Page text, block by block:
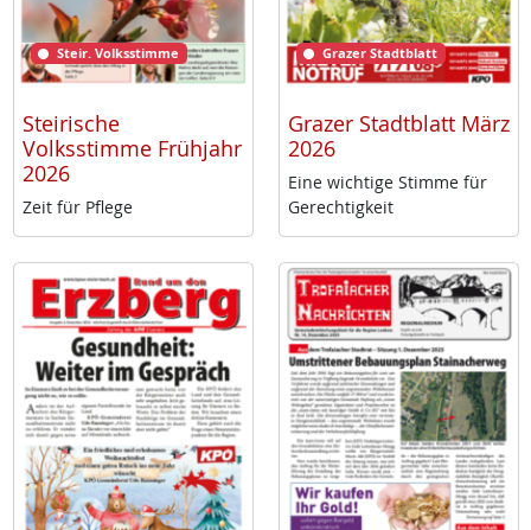
Steir. Volksstimme
Steirische
Volksstimme Frühjahr
2026
Zeit für Pf­le­ge
Grazer Stadtblatt
Grazer Stadtblatt März
2026
Ei­ne wich­ti­ge Stim­me für
Ge­rech­tig­keit